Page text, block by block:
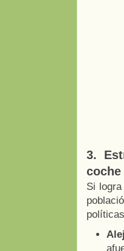
3.
coche
Si